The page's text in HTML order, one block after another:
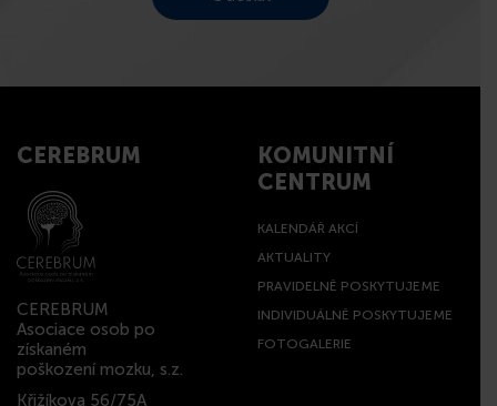
CEREBRUM
CEREBRUM
Asociace osob po
získaném
poškození mozku, s.z.
Křižíkova 56/75A
KOMUNITNÍ
CENTRUM
KALENDÁŘ AKCÍ
AKTUALITY
PRAVIDELNĚ POSKYTUJEME
INDIVIDUÁLNĚ POSKYTUJEME
FOTOGALERIE